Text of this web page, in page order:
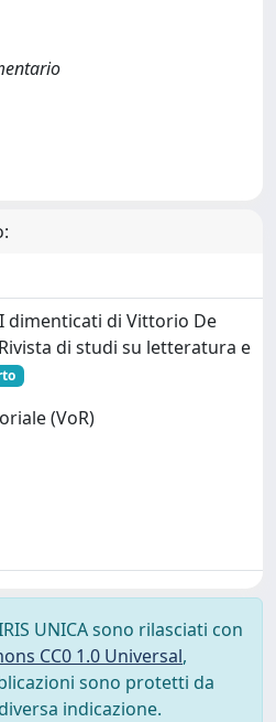
dimenticati di Vittorio De
di studi su letteratura e
(VoR)
UNICA sono rilasciati con
CC0 1.0 Universal,
sono protetti da
indicazione.